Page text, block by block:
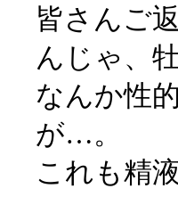
皆さんご
んじゃ、
なんか性
が…。
これも精